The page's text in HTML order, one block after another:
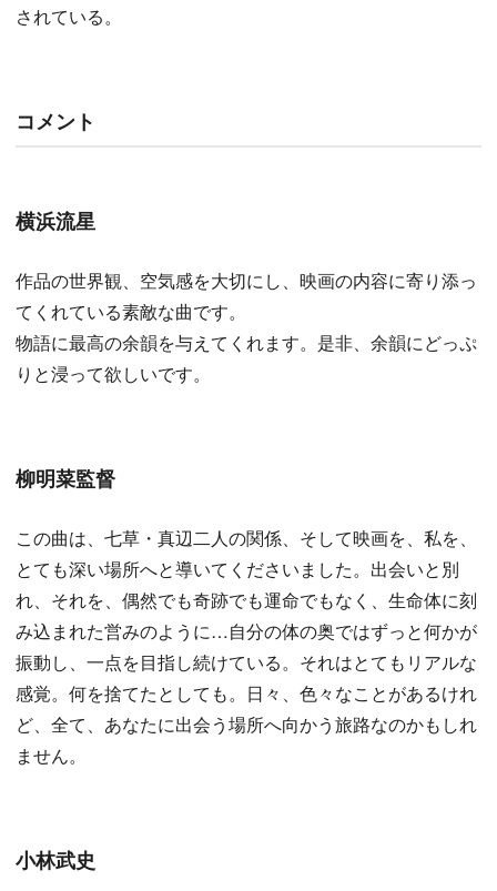
されている。
コメント
横浜流星
作品の世界観、空気感を大切にし、映画の内容に寄り添っ
てくれている素敵な曲です。
物語に最高の余韻を与えてくれます。是非、余韻にどっぷ
りと浸って欲しいです。
柳明菜監督
この曲は、七草・真辺二人の関係、そして映画を、私を、
とても深い場所へと導いてくださいました。出会いと別
れ、それを、偶然でも奇跡でも運命でもなく、生命体に刻
み込まれた営みのように…自分の体の奥ではずっと何かが
振動し、一点を目指し続けている。それはとてもリアルな
感覚。何を捨てたとしても。日々、色々なことがあるけれ
ど、全て、あなたに出会う場所へ向かう旅路なのかもしれ
ません。
小林武史